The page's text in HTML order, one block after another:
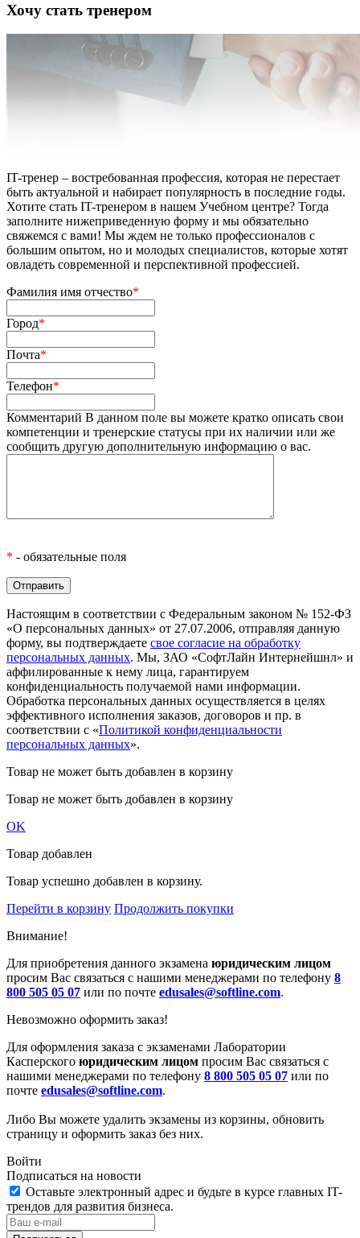
Хочу стать тренером
IT-тренер – востребованная профессия, которая не перестает
быть актуальной и набирает популярность в последние годы.
Хотите стать IT-тренером в нашем Учебном центре? Тогда
заполните нижеприведенную форму и мы обязательно
свяжемся с вами! Мы ждем не только профессионалов с
большим опытом, но и молодых специалистов, которые хотят
овладеть современной и перспективной профессией.
Фамилия имя отчество*
Город*
Почта*
Телефон*
Комментарий В данном поле вы можете кратко описать свои
компетенции и тренерские статусы при их наличии или же
сообщить другую дополнительную информацию о вас.
* - обязательные поля
Настоящим в соответствии с Федеральным законом № 152-ФЗ
«О персональных данных» от 27.07.2006, отправляя данную
форму, вы подтверждаете свое согласие на обработку
персональных данных. Мы, ЗАО «СофтЛайн Интернейшнл» и
аффилированные к нему лица, гарантируем
конфиденциальность получаемой нами информации.
Обработка персональных данных осуществляется в целях
эффективного исполнения заказов, договоров и пр. в
соответствии с «Политикой конфиденциальности
персональных данных».
Товар не может быть добавлен в корзину
Товар не может быть добавлен в корзину
OK
Товар добавлен
Товар успешно добавлен в корзину.
Перейти в корзину Продолжить покупки
Внимание!
Для приобретения данного экзамена юридическим лицом
просим Вас связаться с нашими менеджерами по телефону 8
800 505 05 07 или по почте edusales@softline.com.
Невозможно оформить заказ!
Для оформления заказа с экзаменами Лаборатории
Касперского юридическим лицом просим Вас связаться с
нашими менеджерами по телефону 8 800 505 05 07 или по
почте edusales@softline.com.
Либо Вы можете удалить экзамены из корзины, обновить
страницу и оформить заказ без них.
Войти
Подписаться на новости
Оставьте электронный адрес и будьте в курсе главных IT-
трендов для развития бизнеса.